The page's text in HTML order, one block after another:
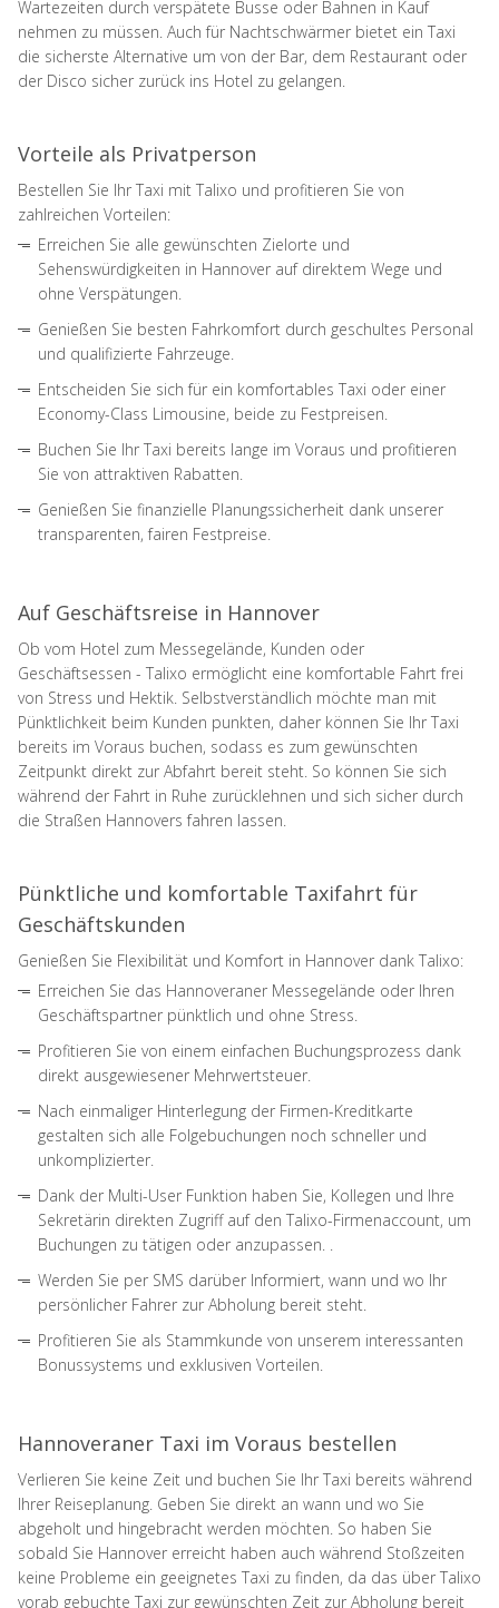
Wartezeiten durch verspätete Busse oder Bahnen in Kauf
nehmen zu müssen. Auch für Nachtschwärmer bietet ein Taxi
die sicherste Alternative um von der Bar, dem Restaurant oder
der Disco sicher zurück ins Hotel zu gelangen.
Vorteile als Privatperson
Bestellen Sie Ihr Taxi mit Talixo und profitieren Sie von
zahlreichen Vorteilen:
Erreichen Sie alle gewünschten Zielorte und
Sehenswürdigkeiten in Hannover auf direktem Wege und
ohne Verspätungen.
Genießen Sie besten Fahrkomfort durch geschultes Personal
und qualifizierte Fahrzeuge.
Entscheiden Sie sich für ein komfortables Taxi oder einer
Economy-Class Limousine, beide zu Festpreisen.
Buchen Sie Ihr Taxi bereits lange im Voraus und profitieren
Sie von attraktiven Rabatten.
Genießen Sie finanzielle Planungssicherheit dank unserer
transparenten, fairen Festpreise.
Auf Geschäftsreise in Hannover
Ob vom Hotel zum Messegelände, Kunden oder
Geschäftsessen - Talixo ermöglicht eine komfortable Fahrt frei
von Stress und Hektik. Selbstverständlich möchte man mit
Pünktlichkeit beim Kunden punkten, daher können Sie Ihr Taxi
bereits im Voraus buchen, sodass es zum gewünschten
Zeitpunkt direkt zur Abfahrt bereit steht. So können Sie sich
während der Fahrt in Ruhe zurücklehnen und sich sicher durch
die Straßen Hannovers fahren lassen.
Pünktliche und komfortable Taxifahrt für
Geschäftskunden
Genießen Sie Flexibilität und Komfort in Hannover dank Talixo:
Erreichen Sie das Hannoveraner Messegelände oder Ihren
Geschäftspartner pünktlich und ohne Stress.
Profitieren Sie von einem einfachen Buchungsprozess dank
direkt ausgewiesener Mehrwertsteuer.
Nach einmaliger Hinterlegung der Firmen-Kreditkarte
gestalten sich alle Folgebuchungen noch schneller und
unkomplizierter.
Dank der Multi-User Funktion haben Sie, Kollegen und Ihre
Sekretärin direkten Zugriff auf den Talixo-Firmenaccount, um
Buchungen zu tätigen oder anzupassen. .
Werden Sie per SMS darüber Informiert, wann und wo Ihr
persönlicher Fahrer zur Abholung bereit steht.
Profitieren Sie als Stammkunde von unserem interessanten
Bonussystems und exklusiven Vorteilen.
Hannoveraner Taxi im Voraus bestellen
Verlieren Sie keine Zeit und buchen Sie Ihr Taxi bereits während
Ihrer Reiseplanung. Geben Sie direkt an wann und wo Sie
abgeholt und hingebracht werden möchten. So haben Sie
sobald Sie Hannover erreicht haben auch während Stoßzeiten
keine Probleme ein geeignetes Taxi zu finden, da das über Talixo
vorab gebuchte Taxi zur gewünschten Zeit zur Abholung bereit